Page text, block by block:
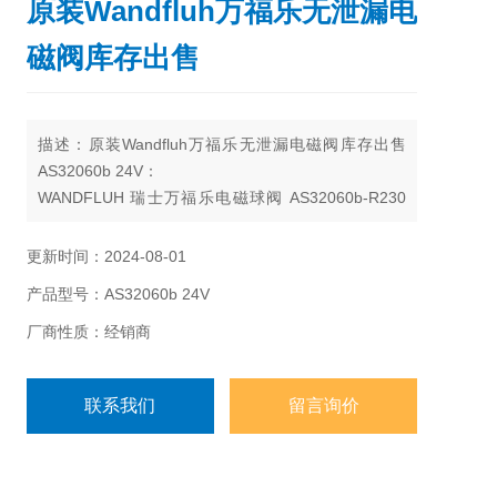
原装Wandfluh万福乐无泄漏电
磁阀库存出售
描述：原装Wandfluh万福乐无泄漏电磁阀库存出售
AS32060b 24V：
WANDFLUH 瑞士万福乐电磁球阀 AS32060b-R230
额定压力：35Mpa
2位3通阀 电磁线圈：230VAC
更新时间：2024-08-01
产品型号：AS32060b 24V
厂商性质：经销商
联系我们 留言询价